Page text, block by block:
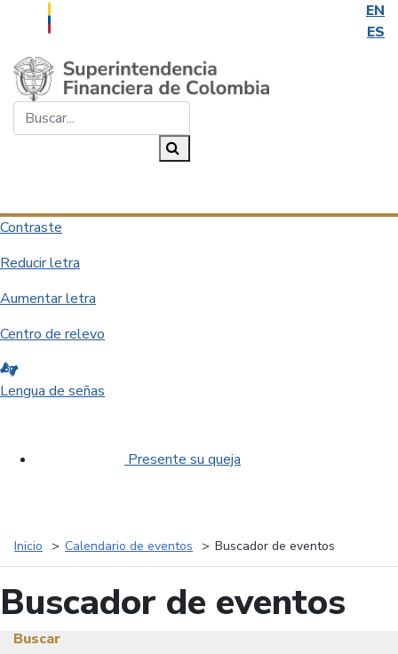
EN
ES
Saltar al contenido principal
Contraste
Reducir letra
Aumentar letra
Centro de relevo
Lengua de señas
Presente su queja
Inicio Calendario de eventos Buscador de eventos
Buscador de eventos
Buscar